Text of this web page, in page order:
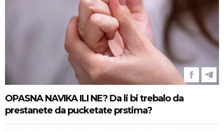
OPASNA NAVIKA ILI NE? Da li bi trebalo da
prestanete da pucketate prstima?